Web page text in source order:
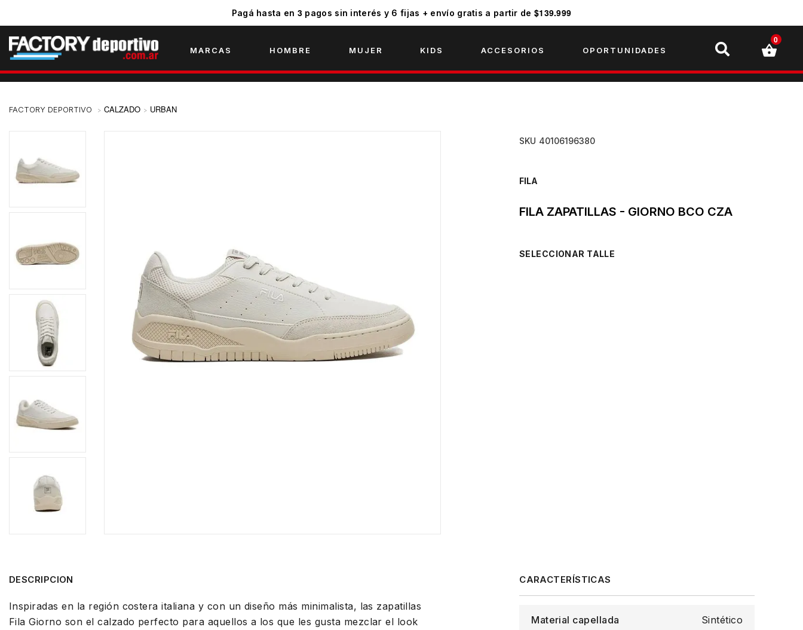
Pagá hasta en 3 pagos sin interés y 6 fijas + envío gratis a partir de $139.999
MARCAS HOMBRE MUJER KIDS ACCESORIOS OPORTUNIDADES
0
CALZADO URBAN
SKU 40106196380
FILA
FILA ZAPATILLAS - GIORNO BCO CZA
TALLE
DESCRIPCION
Inspiradas en la región costera italiana y con un diseño más minimalista, las zapatillas
Fila Giorno son el calzado perfecto para aquellos a los que les gusta mezclar el look
Material capellada Sintético